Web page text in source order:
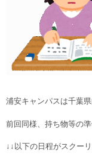
浦安キャンパスは千葉
前回同様、持ち物等の
↓↓以下の日程がスクー